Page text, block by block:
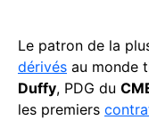
Le patron de la
dérivés au monde
Duffy, PDG du
les premiers